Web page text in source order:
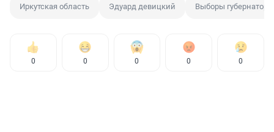
Иркутская область Эдуард девицкий Выборы губернатора
0 0 0 0 0